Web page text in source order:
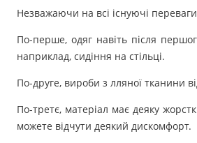
Незважаючи на всі існуючі
По-перше, одяг навіть після
наприклад, сидіння на стільці.
По-друге, вироби з лляної тканини
По-третє, матеріал має деяку
можете відчути деякий дискомфорт.